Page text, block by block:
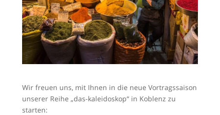
Wir freuen uns, mit Ihnen in die neue Vortragssaison
unserer Reihe „das-kaleidoskop“ in Koblenz zu
starten: